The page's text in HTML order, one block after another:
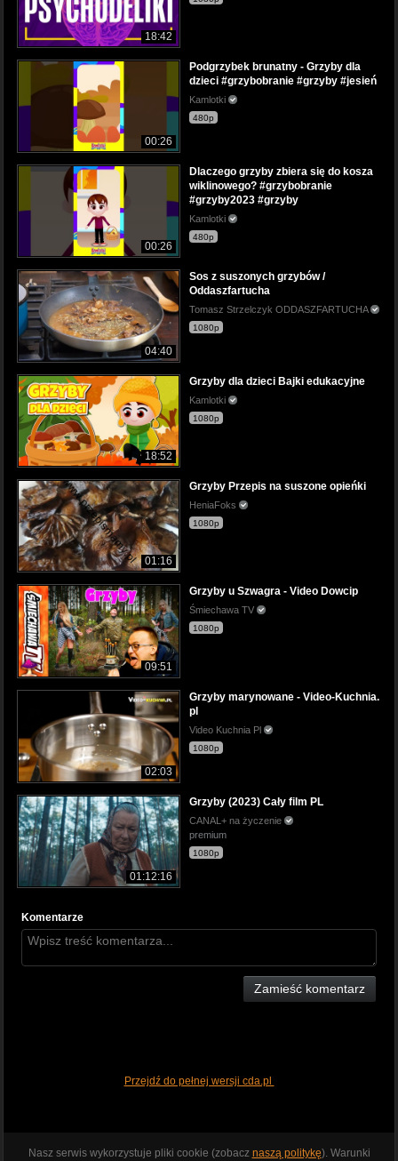
18:42
00:26
Podgrzybek brunatny - Grzyby dla
dzieci #grzybobranie #grzyby #jesień
Kamlotki
480p
00:26
Dlaczego grzyby zbiera się do kosza
wiklinowego? #grzybobranie
#grzyby2023 #grzyby
Kamlotki
480p
04:40
Sos z suszonych grzybów /
Oddaszfartucha
Tomasz Strzelczyk ODDASZFARTUCHA
1080p
18:52
Grzyby dla dzieci Bajki edukacyjne
Kamlotki
1080p
01:16
Grzyby Przepis na suszone opieńki
HeniaFoks
1080p
09:51
Grzyby u Szwagra - Video Dowcip
Śmiechawa TV
1080p
02:03
Grzyby marynowane - Video-Kuchnia.
pl
Video Kuchnia Pl
1080p
01:12:16
Grzyby (2023) Cały film PL
CANAL+ na życzenie
premium
1080p
Komentarze
Zamieść komentarz
Przejdź do pełnej wersji cda.pl
Nasz serwis wykorzystuje pliki cookie (zobacz naszą politykę). Warunki